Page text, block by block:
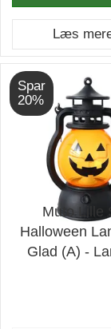
Læs
Spar
20%
Muto Lille
Halloween
Glad (A) -